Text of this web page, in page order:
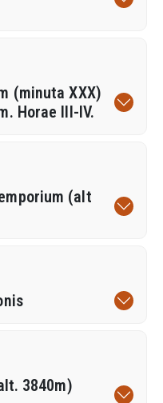
(minuta XXX)
Horae III-IV.
(alt
3840m)